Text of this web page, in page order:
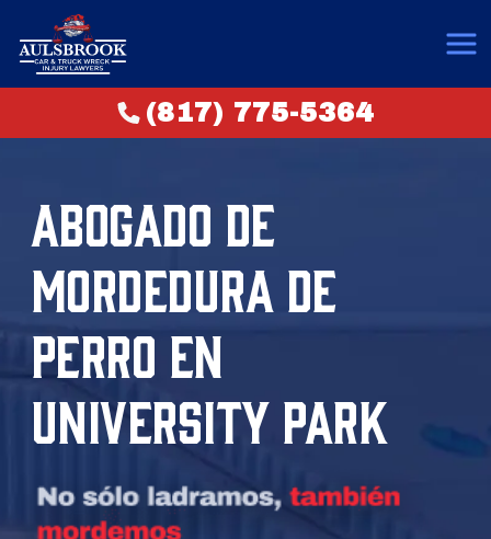
(817) 775-5364
ABOGADO DE
MORDEDURA DE
PERRO EN
UNIVERSITY PARK